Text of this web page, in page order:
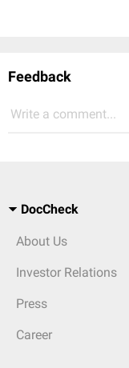
Feedback
Write a comment...
DocCheck
About Us
Investor Relations
Press
Career